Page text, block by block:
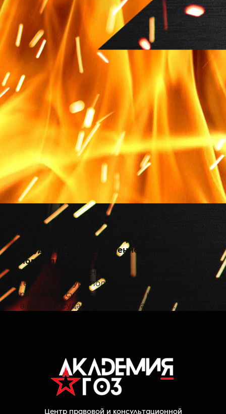
Холдинг КИМП хотят передать
государству за завышение цен на
подшипники для ВС РФ
Как стало известно «Ъ»,
Генпрокуратура подала в Гагаринский
районный суд Москвы иск об изъятии
в доход государства холдинга КИМП. В
компаний в несколько раз увеличила
цены на продукцию.
По информации прокуроров, КИМП с
Центр правовой и консультационной